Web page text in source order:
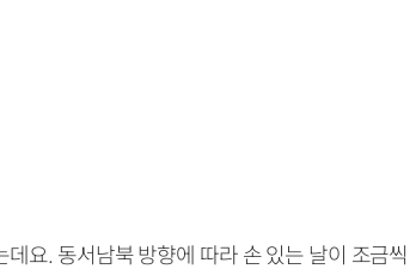
데요. 동서남북 방향에 따라 손 있는 날이 조금씩